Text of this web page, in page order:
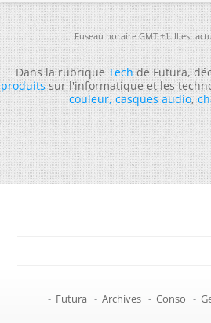
Fuseau horaire GMT +1. Il est
Dans la rubriqueTechde Futura,
produitssur l'informatique et les
couleur,casques audio,
- Futura - Archives - Conso -